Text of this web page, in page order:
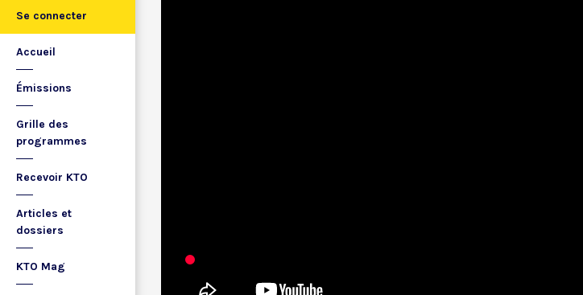
Se connecter
Accueil
Émissions
Grille des
programmes
Recevoir KTO
Articles et
dossiers
KTO Mag